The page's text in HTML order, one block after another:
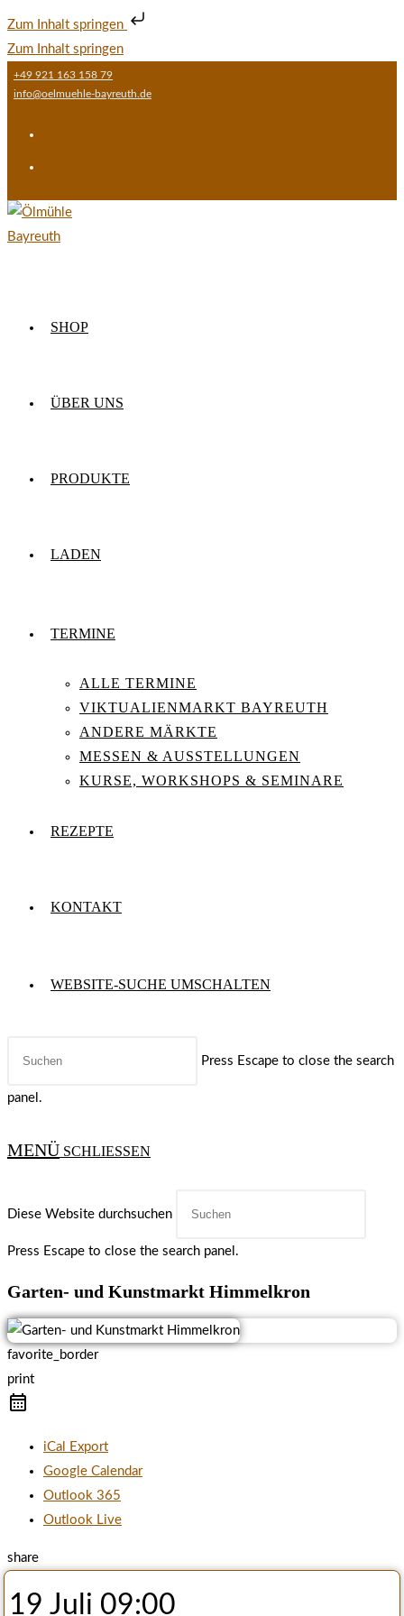
Zum Inhalt springen
Zum Inhalt springen
+49 921 163 158 79
info@oelmuehle-bayreuth.de
SHOP
ÜBER UNS
PRODUKTE
LADEN
TERMINE
ALLE TERMINE
VIKTUALIENMARKT BAYREUTH
ANDERE MÄRKTE
MESSEN & AUSSTELLUNGEN
KURSE, WORKSHOPS & SEMINARE
REZEPTE
KONTAKT
WEBSITE-SUCHE UMSCHALTEN
Press Escape to close the search
panel.
MENÜ SCHLIESSEN
Diese Website durchsuchen
Press Escape to close the search panel.
Garten- und Kunstmarkt Himmelkron
favorite_border
print
iCal Export
Google Calendar
Outlook 365
Outlook Live
share
19 Juli 09:00